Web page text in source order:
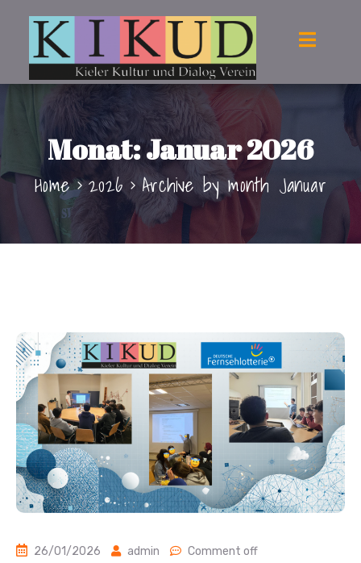
Monat:Januar 2026
Home 2026 Archive by month Januar
26/01/2026 admin Comment off